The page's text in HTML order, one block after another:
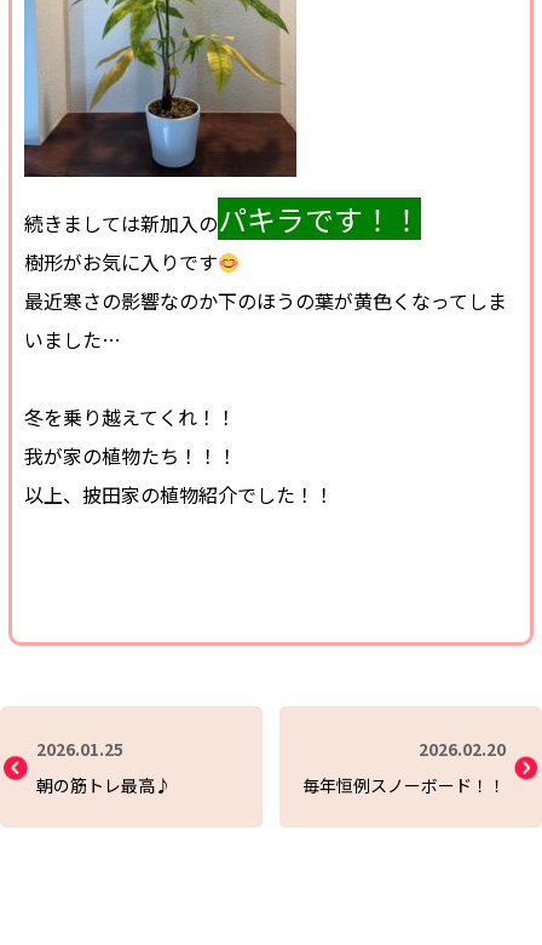
続きましては新加入のパキラです！！
樹形がお気に入りです
最近寒さの影響なのか下のほうの葉が黄色くなってしま
いました…
冬を乗り越えてくれ！！
我が家の植物たち！！！
以上、披田家の植物紹介でした！！
2026.01.25
朝の筋トレ最高♪
2026.02.20
毎年恒例スノーボード！！